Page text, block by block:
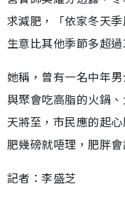
求減肥，「依家冬天
生意比其他季節多超過
她稱，曾有一名中年
與聚會吃高脂的火鍋
天將至，市民應的起
肥幾磅就唔理，肥胖會
記者：李盛芝